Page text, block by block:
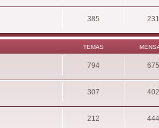
385
TEMAS
794
307
212